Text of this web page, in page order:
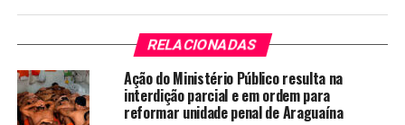
RELACIONADAS
Ação do Ministério Público resulta na
interdição parcial e em ordem para
reformar unidade penal de Araguaína